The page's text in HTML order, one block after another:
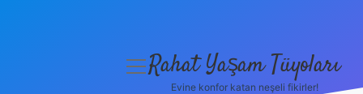
menüyü
Rahat Yaşam Tüyoları
Evine konfor katan neşeli fikirler!